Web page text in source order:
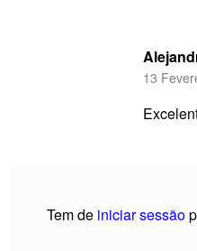
13
Tem de iniciar sessão